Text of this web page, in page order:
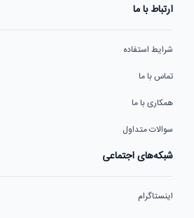
ارتباط با ما
شرایط استفاده
تماس با ما
همکاری با ما
سوالات متداول
شبکه‌های اجتماعی
اینستاگرام